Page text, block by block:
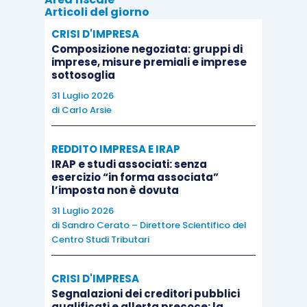
Sul punto, però, si è espressa l’Amministrazione
finanziaria con larisposta ad interpello n.
314/E/2021.
Ad avviso dell’Agenzia delle Entrate se il rimborso
spese erogato al dipendente si basa su parametri
datore, è corretto ritenere che la quota di costi
rimborsati al dipendente possa considerarsi
riferibile a consumi sostenuti nell’interesse
esclusivo del datore di lavoro.
Nello specifico, la società istante (datore di
lavoro), nell’ambito di un accordo sindacale di
secondo livello o di un regolamento aziendale
Articoli del giorno
CRISI D'IMPRESA
Composizione negoziata: gruppi di
imprese, misure premiali e imprese
sottosoglia
31 Luglio 2026
di Carlo Arsie
REDDITO IMPRESA E IRAP
IRAP e studi associati: senza
esercizio “in forma associata”
l’imposta non è dovuta
31 Luglio 2026
di Sandro Cerato – Direttore Scientifico del
Centro Studi Tributari
CRISI D'IMPRESA
Segnalazioni dei creditori pubblici